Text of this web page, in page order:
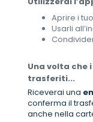
Aprire i
Usarli
Una volta
trasferiti...
Riceverai una
conferma il
anche nella